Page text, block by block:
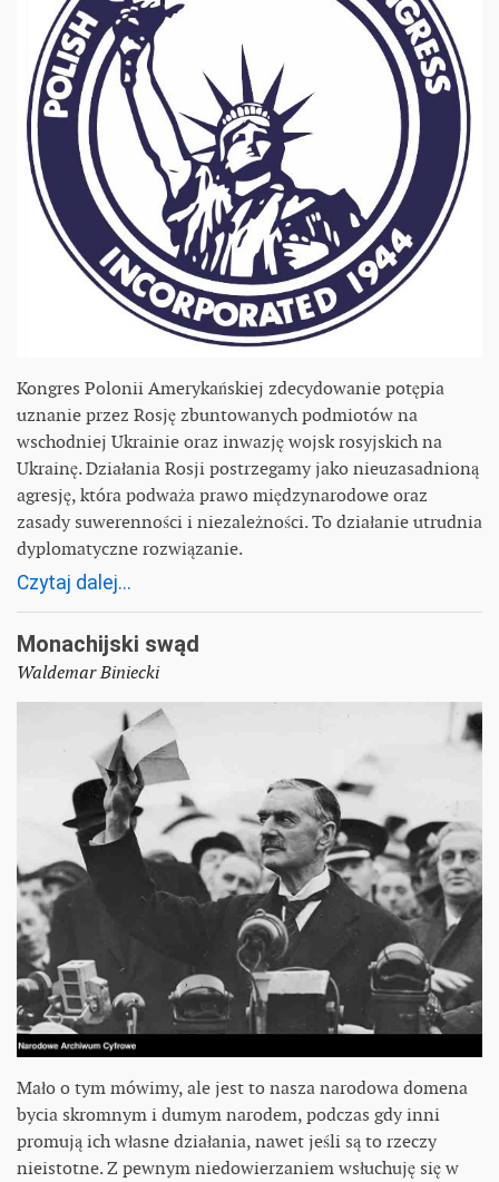
Kongres Polonii Amerykańskiej zdecydowanie potępia
uznanie przez Rosję zbuntowanych podmiotów na
wschodniej Ukrainie oraz inwazję wojsk rosyjskich na
Ukrainę. Działania Rosji postrzegamy jako nieuzasadnioną
agresję, która podważa prawo międzynarodowe oraz
zasady suwerenności i niezależności. To działanie utrudnia
dyplomatyczne rozwiązanie.
Czytaj dalej...
Monachijski swąd
Waldemar Biniecki
Mało o tym mówimy, ale jest to nasza narodowa domena
bycia skromnym i dumym narodem, podczas gdy inni
promują ich własne działania, nawet jeśli są to rzeczy
nieistotne. Z pewnym niedowierzaniem wsłuchuję się w